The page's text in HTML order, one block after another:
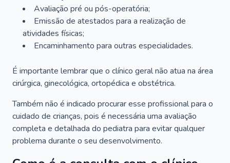
Avaliação pré ou pós-operatória;
Emissão de atestados para a realização de
atividades físicas;
Encaminhamento para outras especialidades.
É importante lembrar que o clínico geral não atua na área
cirúrgica, ginecológica, ortopédica e obstétrica.
Também não é indicado procurar esse profissional para o
cuidado de crianças, pois é necessária uma avaliação
completa e detalhada do pediatra para evitar qualquer
problema durante o seu desenvolvimento.